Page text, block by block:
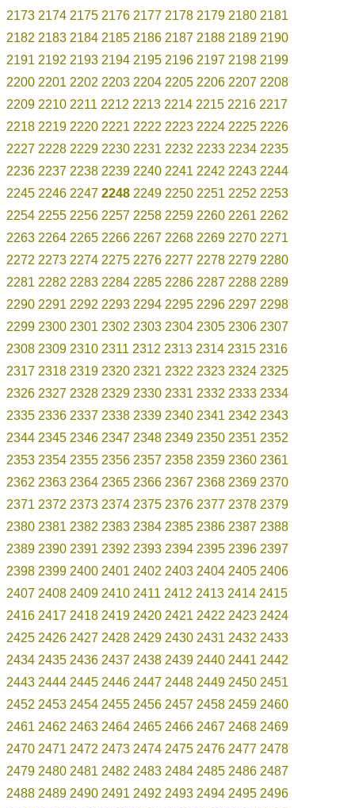
2173 2174 2175 2176 2177 2178 2179 2180 2181
2182 2183 2184 2185 2186 2187 2188 2189 2190
2191 2192 2193 2194 2195 2196 2197 2198 2199
2200 2201 2202 2203 2204 2205 2206 2207 2208
2209 2210 2211 2212 2213 2214 2215 2216 2217
2218 2219 2220 2221 2222 2223 2224 2225 2226
2227 2228 2229 2230 2231 2232 2233 2234 2235
2236 2237 2238 2239 2240 2241 2242 2243 2244
2245 2246 2247 2248 2249 2250 2251 2252 2253
2254 2255 2256 2257 2258 2259 2260 2261 2262
2263 2264 2265 2266 2267 2268 2269 2270 2271
2272 2273 2274 2275 2276 2277 2278 2279 2280
2281 2282 2283 2284 2285 2286 2287 2288 2289
2290 2291 2292 2293 2294 2295 2296 2297 2298
2299 2300 2301 2302 2303 2304 2305 2306 2307
2308 2309 2310 2311 2312 2313 2314 2315 2316
2317 2318 2319 2320 2321 2322 2323 2324 2325
2326 2327 2328 2329 2330 2331 2332 2333 2334
2335 2336 2337 2338 2339 2340 2341 2342 2343
2344 2345 2346 2347 2348 2349 2350 2351 2352
2353 2354 2355 2356 2357 2358 2359 2360 2361
2362 2363 2364 2365 2366 2367 2368 2369 2370
2371 2372 2373 2374 2375 2376 2377 2378 2379
2380 2381 2382 2383 2384 2385 2386 2387 2388
2389 2390 2391 2392 2393 2394 2395 2396 2397
2398 2399 2400 2401 2402 2403 2404 2405 2406
2407 2408 2409 2410 2411 2412 2413 2414 2415
2416 2417 2418 2419 2420 2421 2422 2423 2424
2425 2426 2427 2428 2429 2430 2431 2432 2433
2434 2435 2436 2437 2438 2439 2440 2441 2442
2443 2444 2445 2446 2447 2448 2449 2450 2451
2452 2453 2454 2455 2456 2457 2458 2459 2460
2461 2462 2463 2464 2465 2466 2467 2468 2469
2470 2471 2472 2473 2474 2475 2476 2477 2478
2479 2480 2481 2482 2483 2484 2485 2486 2487
2488 2489 2490 2491 2492 2493 2494 2495 2496